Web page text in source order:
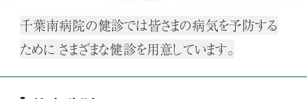
千葉南病院の健診では皆さまの病気を予防する
ために さまざまな健診を用意しています。